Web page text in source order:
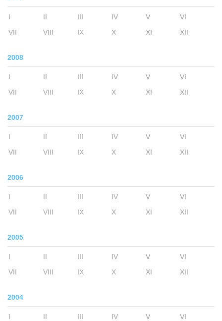
I II III IV V
VI
VII
VIII IX X XI XII
2008
I II III IV V
VI
VII
VIII IX X XI XII
2007
I II III IV V
VI
VII
VIII IX X XI XII
2006
I II III IV V
VI
VII
VIII IX X XI XII
2005
I II III IV V
VI
VII
VIII IX X XI XII
2004
I II III IV V
VI